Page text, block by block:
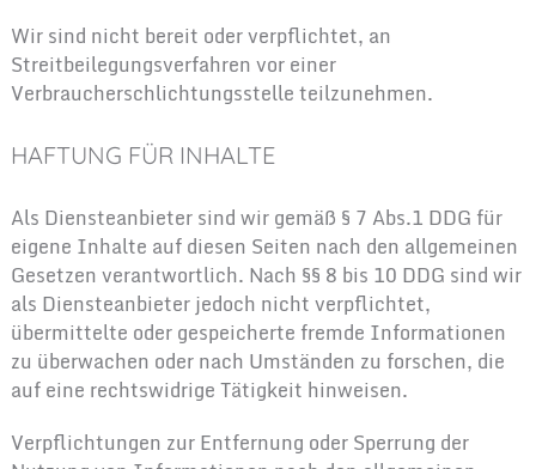
Wir sind nicht bereit oder verpflichtet, an
Streitbeilegungsverfahren vor einer
Verbraucherschlichtungsstelle teilzunehmen.
HAFTUNG FÜR INHALTE
Als Diensteanbieter sind wir gemäß § 7 Abs.1 DDG für
eigene Inhalte auf diesen Seiten nach den allgemeinen
Gesetzen verantwortlich. Nach §§ 8 bis 10 DDG sind wir
als Diensteanbieter jedoch nicht verpflichtet,
übermittelte oder gespeicherte fremde Informationen
zu überwachen oder nach Umständen zu forschen, die
auf eine rechtswidrige Tätigkeit hinweisen.
Verpflichtungen zur Entfernung oder Sperrung der